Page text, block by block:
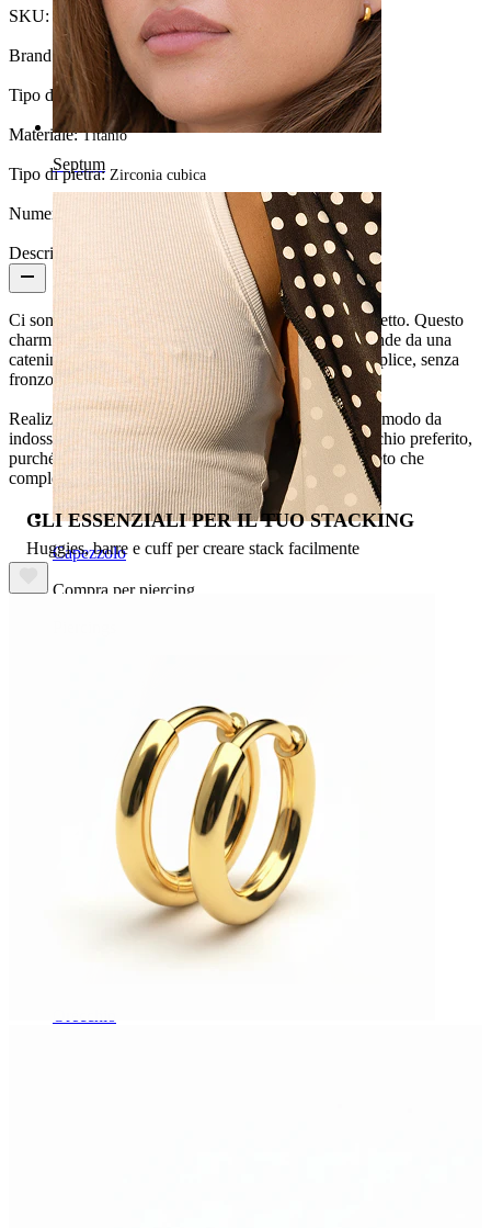
Septum
Capezzolo
Compra per piercing
SKU: Charm-05
Brand: Bodymod Trend
Tipo di gioiello: Charm
Materiale:Titanio
Tipo di pietra: Zirconia cubica
Numero di pezzi:
Descrizione
Ci sono dettagli che rendono tutto semplicemente perfetto. Questo
charm presenta una pietra a forma di diamante che pende da una
catenina corta, è un gioiello che si muove con te. Semplice, senza
fronzoli, puoi abbinarlo a tutto.
Realizzato in titanio, è ipoallergenico, waterproof e comodo da
indossare. Puoi scorrere il piccolo anellino sul tuo cerchio preferito,
purché non superi i 3 mm di spessore. Un tocco discreto che
completa il tuo look in maniera impeccabile.
GLI ESSENZIALI PER IL TUO STACKING
Huggies, barre e cuff per creare stack facilmente